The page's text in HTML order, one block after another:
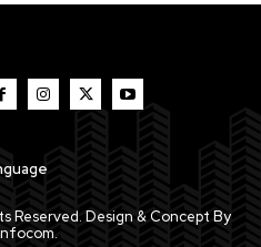
Reserved. Design & Concept By